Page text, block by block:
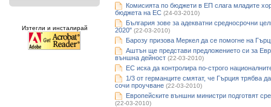
Изтегли и инсталирай
Комисията по бюджети в ЕП слага младите
бюджета на ЕС (24-03-2010)
България зове за адекватни средносрочни
2020" (22-03-2010)
Барозу призова Меркел да се помогне на
Аштън ще представи предложението си за
външна дейност (22-03-2010)
ЕС иска да контролира по-строго
1/3 от германците смятат, че Гърция трябва
сочи проучване (22-03-2010)
Европейските външни министри подготвят
(22-03-2010)